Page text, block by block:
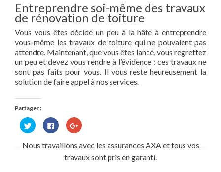
Entreprendre soi-même des travaux
de rénovation de toiture
Vous vous êtes décidé un peu à la hâte à entreprendre
vous-même les travaux de toiture qui ne pouvaient pas
attendre. Maintenant, que vous êtes lancé, vous regrettez
un peu et devez vous rendre à l’évidence : ces travaux ne
sont pas faits pour vous. Il vous reste heureusement la
solution de faire appel à nos services.
Partager :
Cliquez
pour
partager
Twitter(ouvre
Cliquez
pour
partager
sur
Facebook(ouvre
dans
une
Cliquez
pour
Google+
dans
Nous travaillons avec les assurances AXA et tous vos
travaux sont pris en garanti.